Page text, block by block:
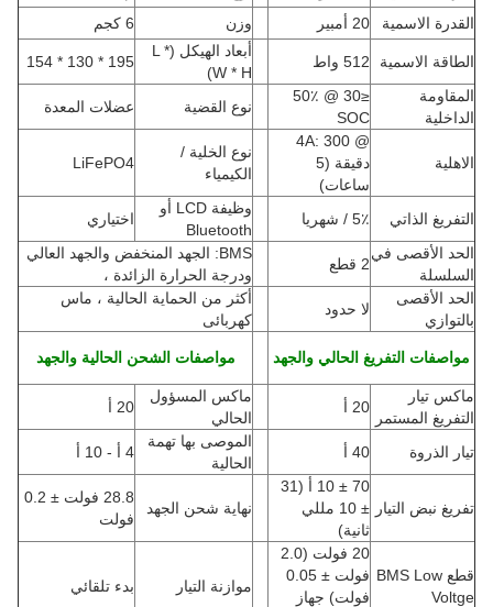
القدرة الاسمية
20 أمبير وزن 6 كجم
الطاقة الاسمية 512 واط
أبعاد الهيكل (L *
W * H
)
195 * 130 * 154
المقاومة
الداخلية
≤30 @ 50٪
SOC
نوع القضية عضلات المعدة
الاهلية
@ 4A: 300
دقيقة (5
ساعات)
نوع الخلية /
الكيمياء
LiFePO4
التفريغ الذاتي 5٪ / شهريا
وظيفة LCD أو
Bluetooth
اختياري
الحد الأقصى في
السلسلة
2 قطع
BMS: الجهد المنخفض والجهد العالي
ودرجة الحرارة الزائدة ،
الحد الأقصى
بالتوازي
لا حدود
أكثر من الحماية الحالية ، ماس
كهربائى
مواصفات التفريغ الحالي والجهد مواصفات الشحن الحالية والجهد
ماكس تيار
التفريغ المستمر
20 أ
ماكس المسؤول
الحالي
20 أ
تيار الذروة 40 أ
الموصى بها تهمة
الحالية
4 أ - 10 أ
تفريغ نبض التيار
70 ± 10 أ (
31
± 10 مللي
ثانية)
نهاية شحن الجهد
28.8 فولت ± 0.2
فولت
قطع BMS Low
Voltge
20 فولت (2.0
فولت ± 0.05
فولت) جهاز
موازنة التيار بدء تلقائي